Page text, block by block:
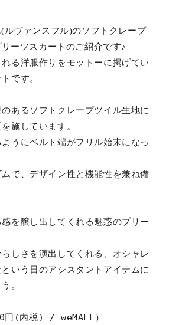
ルヴァンスフル)のソフトクレープ
ーツスカートのご紹介です♪
る洋服作りをモットーに掲げてい
です。
あるソフトクレープツイル生地に
施しています。
うにベルト端がフリル始末になっ
で、デザイン性と機能性を兼ね備
を醸し出してくれる魅惑のプリー
しさを演出してくれる、オシャレ
いう日のアシスタントアイテムに
。
円(内税) / weMALL）